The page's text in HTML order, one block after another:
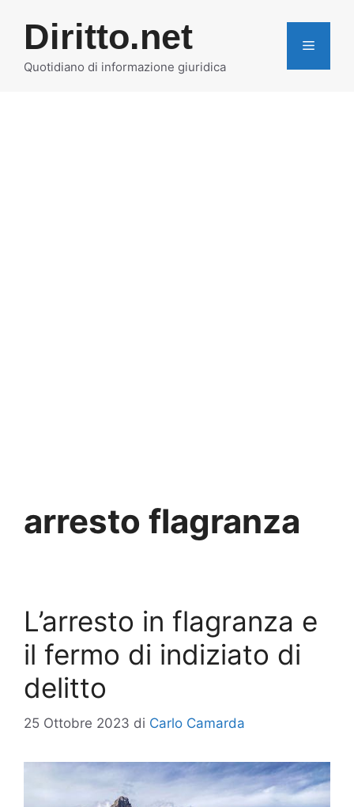
contenuto
Diritto.net
Quotidiano di informazione giuridica
MENU
arresto flagranza
L’arresto in flagranza e
il fermo di indiziato di
delitto
25 Ottobre 2023 di Carlo Camarda